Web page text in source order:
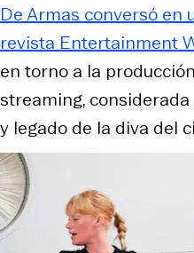
De Armas conversó en
revista Entertainment
en torno a la
streaming,
y legado de la diva del